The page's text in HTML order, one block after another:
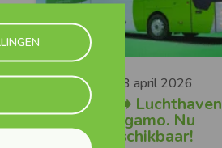
13 april 2026
Como ➡️ Luchthaven
Bergamo. Nu
beschikbaar!